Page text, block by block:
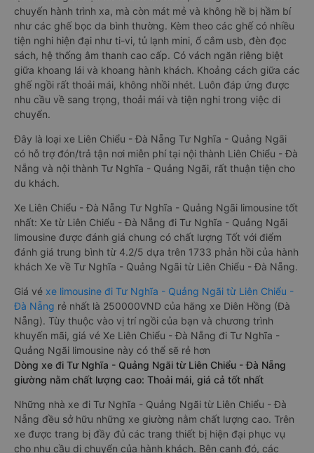
chuyến hành trình xa, mà còn mát mẻ và không hề bị hầm bí
như các ghế bọc da bình thường. Kèm theo các ghế có nhiều
tiện nghi hiện đại như ti-vi, tủ lạnh mini, ổ cắm usb, đèn đọc
sách, hệ thống âm thanh cao cấp. Có vách ngăn riêng biệt
giữa khoang lái và khoang hành khách. Khoảng cách giữa các
ghế ngồi rất thoải mái, không nhồi nhét. Luôn đáp ứng được
nhu cầu về sang trọng, thoải mái và tiện nghi trong việc di
chuyển.
Đây là loại xe Liên Chiểu - Đà Nẵng Tư Nghĩa - Quảng Ngãi
có hỗ trợ đón/trả tận nơi miễn phí tại nội thành Liên Chiểu - Đà
Nẵng và nội thành Tư Nghĩa - Quảng Ngãi, rất thuận tiện cho
du khách.
Xe Liên Chiểu - Đà Nẵng Tư Nghĩa - Quảng Ngãi limousine tốt
nhất: Xe từ Liên Chiểu - Đà Nẵng đi Tư Nghĩa - Quảng Ngãi
limousine được đánh giá chung có chất lượng Tốt với điểm
đánh giá trung bình từ 4.2/5 dựa trên 1733 phản hồi của hành
khách Xe về Tư Nghĩa - Quảng Ngãi từ Liên Chiểu - Đà Nẵng.
Giá vé xe limousine đi Tư Nghĩa - Quảng Ngãi từ Liên Chiểu -
Đà Nẵng rẻ nhất là 250000VND của hãng xe Diên Hồng (Đà
Nẵng). Tùy thuộc vào vị trí ngồi của bạn và chương trình
khuyến mãi, giá vé Xe Liên Chiểu - Đà Nẵng đi Tư Nghĩa -
Quảng Ngãi limousine này có thể sẽ rẻ hơn
Dòng xe đi Tư Nghĩa - Quảng Ngãi từ Liên Chiểu - Đà Nẵng
giường nằm chất lượng cao: Thoải mái, giá cả tốt nhất
Những nhà xe đi Tư Nghĩa - Quảng Ngãi từ Liên Chiểu - Đà
Nẵng đều sở hữu những xe giường nằm chất lượng cao. Trên
xe được trang bị đầy đủ các trang thiết bị hiện đại phục vụ
cho nhu cầu di chuyển của hành khách. Bên cạnh đó, các